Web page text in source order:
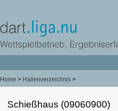
Home > Hallenverzeichnis >
Schießhaus (09060900)